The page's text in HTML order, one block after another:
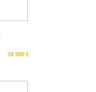
18 990 €